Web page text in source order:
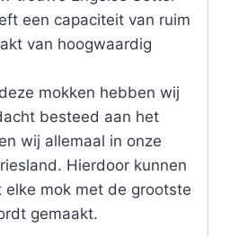
een capaciteit van ruim
van hoogwaardig
mokken hebben wij
besteed aan het
wij allemaal in onze
Hierdoor kunnen
mok met de grootste
gemaakt.